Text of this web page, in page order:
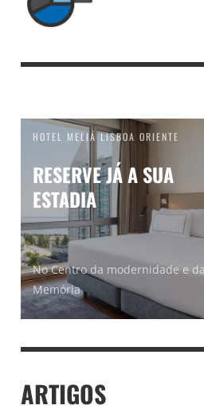
HOTEL MELIÁ LISBOA ORIENTE
RESERVE JÁ A SUA
ESTADIA
No Centro da modernidade e da
Memória
ARTIGOS